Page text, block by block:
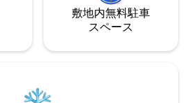
敷地内無料駐⁠車
ス⁠ペ⁠ー⁠ス